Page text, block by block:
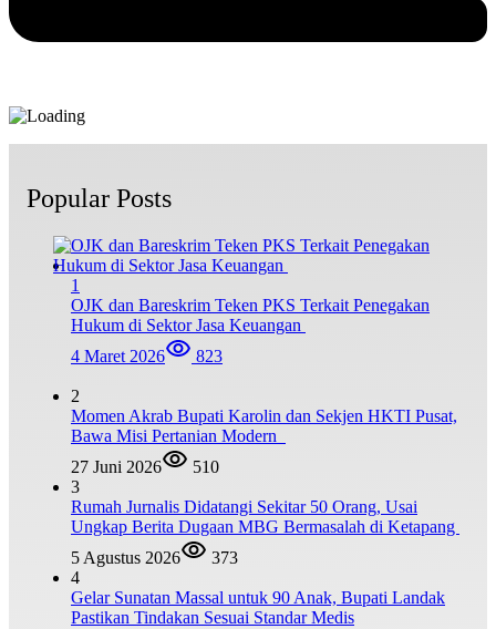
Popular Posts
1
OJK dan Bareskrim Teken PKS Terkait Penegakan
Hukum di Sektor Jasa Keuangan
4 Maret 2026
823
2
Momen Akrab Bupati Karolin dan Sekjen HKTI Pusat,
Bawa Misi Pertanian Modern
27 Juni 2026
510
3
Rumah Jurnalis Didatangi Sekitar 50 Orang, Usai
Ungkap Berita Dugaan MBG Bermasalah di Ketapang
5 Agustus 2026
373
4
Gelar Sunatan Massal untuk 90 Anak, Bupati Landak
Pastikan Tindakan Sesuai Standar Medis